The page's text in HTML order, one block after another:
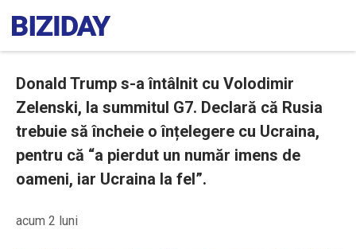
Donald Trump s-a întâlnit cu Volodimir
Zelenski, la summitul G7. Declară că Rusia
trebuie să încheie o înțelegere cu Ucraina,
pentru că “a pierdut un număr imens de
oameni, iar Ucraina la fel”.
acum 2 luni